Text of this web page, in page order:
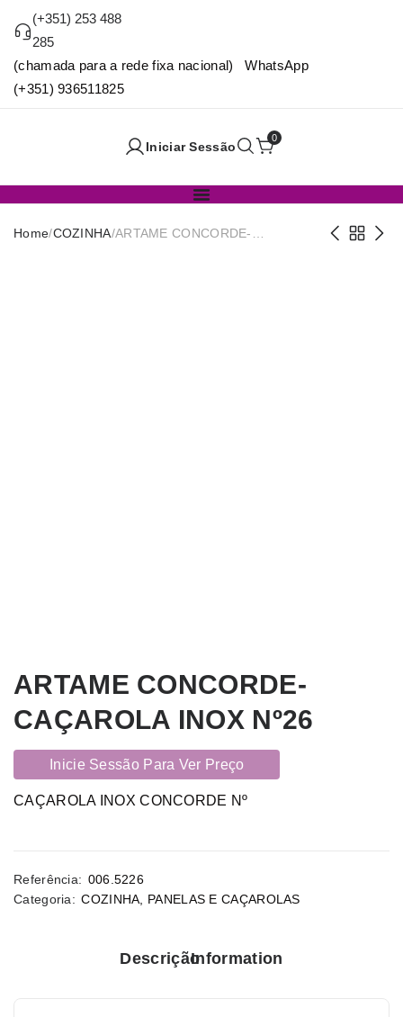
(+351) 253 488
285
(chamada para a rede fixa nacional) WhatsApp
(+351) 936511825
Iniciar Sessão
0
Home/COZINHA/ARTAME CONCORDE-
ARTAME CONCORDE-
CAÇAROLA INOX Nº26
Inicie Sessão Para Ver Preço
CAÇAROLA INOX CONCORDE Nº
Referência: 006.5226
Categoria: COZINHA PANELAS E CAÇAROLAS
DescriçãoInformation